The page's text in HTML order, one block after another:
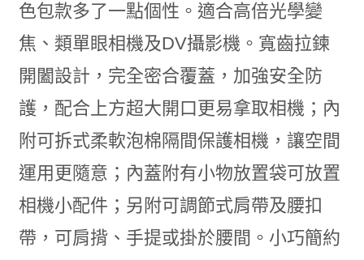
色包款多了一點個性。適合高倍光學變
焦、類單眼相機及DV攝影機。寬齒拉鍊
開闔設計，完全密合覆蓋，加強安全防
護，配合上方超大開口更易拿取相機；內
附可拆式柔軟泡棉隔間保護相機，讓空間
運用更隨意；內蓋附有小物放置袋可放置
相機小配件；另附可調節式肩帶及腰扣
帶，可肩揹、手提或掛於腰間。小巧簡約